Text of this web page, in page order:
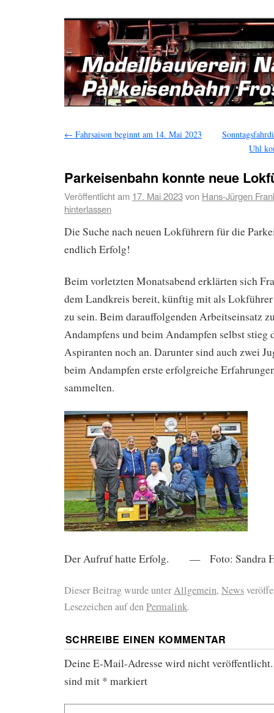
← Fahrsaison beginnt am 14. Mai 2023
Uhl
Parkeisenbahn konnte neue
Veröffentlicht am 17. Mai 2023von Hans-Jürgen
hinterlassen
Die Suche nach neuen Lokführern für die
endlich Erfolg!
Beim vorletzten Monatsabend erklärten sich
dem Landkreis bereit, künftig mit als
zu sein. Beim darauffolgenden Arbeitseinsatz
Andampfens und beim Andampfen selbst stieg
Aspiranten noch an. Darunter sind auch zwei
beim Andampfen erste erfolgreiche
sammelten.
Der Aufruf hatte Erfolg. — Foto: Sandra
Dieser Beitrag wurde unterAllgemein, News
Lesezeichen auf denPermalink.
SCHREIBE EINEN KOMMENTAR
Deine E-Mail-Adresse wird nicht veröffentlicht.
sind mit * markiert